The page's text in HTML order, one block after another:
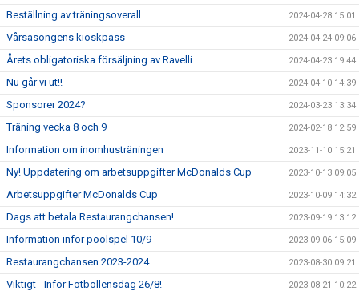
Beställning av träningsoverall 2024-04-28 15:01
Vårsäsongens kioskpass 2024-04-24 09:06
Årets obligatoriska försäljning av Ravelli 2024-04-23 19:44
Nu går vi ut!! 2024-04-10 14:39
Sponsorer 2024? 2024-03-23 13:34
Träning vecka 8 och 9 2024-02-18 12:59
Information om inomhusträningen 2023-11-10 15:21
Ny! Uppdatering om arbetsuppgifter McDonalds Cup 2023-10-13 09:05
Arbetsuppgifter McDonalds Cup 2023-10-09 14:32
Dags att betala Restaurangchansen! 2023-09-19 13:12
Information inför poolspel 10/9 2023-09-06 15:09
Restaurangchansen 2023-2024 2023-08-30 09:21
Viktigt - Inför Fotbollensdag 26/8! 2023-08-21 10:22